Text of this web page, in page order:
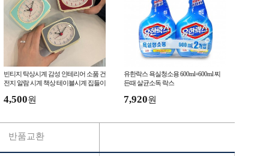
빈티지 탁상시계 감성 인테리어 소품 건
전지 알람 시계 책상 테이블시계 집들이
4,500원
유한락스 욕실청소용 600ml+600ml 찌
든때 살균소독 락스
7,920원
반품교환